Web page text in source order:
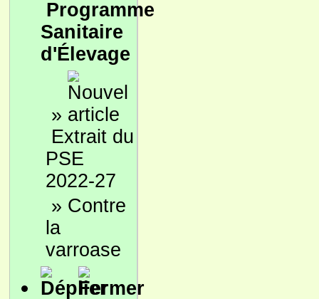
Programme
Sanitaire
d'Élevage
»
Extrait du
PSE
2022-27
» Contre
la
varroase